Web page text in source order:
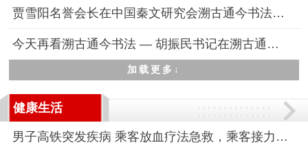
贾雪阳名誉会长在中国秦文研究会溯古通今书法工程专业委员会成立
今天再看溯古通今书法 — 胡振民书记在溯古通今书法工程启动仪式
加载更多↓
健康生活
男子高铁突发疾病 乘客放血疗法急救，乘客接力施救显真情